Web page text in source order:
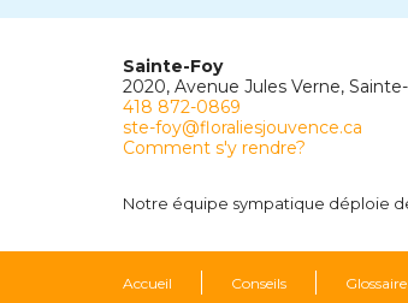
Sainte-Foy
2020, Avenue Jules Verne,
418 872-0869
ste-foy@floraliesjouvence.ca
Comment s'y rendre?
Notre équipe sympatique déploie
Accueil Conseils Glossaire